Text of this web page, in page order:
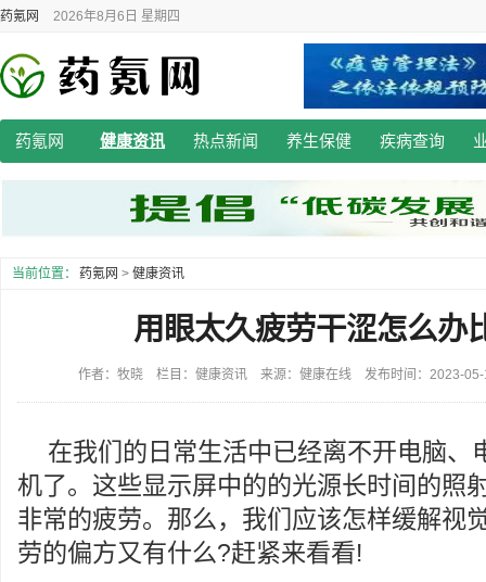
药氪网 2026年8月6日 星期四
药氪网 健康资讯 热点新闻 养生保健 疾病查询
当前位置： 药氪网 > 健康资讯
用眼太久疲劳干涩怎么办
作者：牧晓 栏目：健康资讯 来源：健康在线 发布时间：2023-
在我们的日常生活中已经离不开电脑、
机了。这些显示屏中的的光源长时间的照
非常的疲劳。那么，我们应该怎样缓解视
劳的偏方又有什么?赶紧来看看!